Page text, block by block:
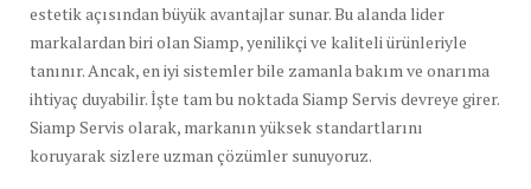
estetik açısından büyük avantajlar sunar. Bu alanda lider
markalardan biri olan Siamp, yenilikçi ve kaliteli ürünleriyle
tanınır. Ancak, en iyi sistemler bile zamanla bakım ve onarıma
ihtiyaç duyabilir. İşte tam bu noktada Siamp Servis devreye girer.
Siamp Servis olarak, markanın yüksek standartlarını
koruyarak sizlere uzman çözümler sunuyoruz.